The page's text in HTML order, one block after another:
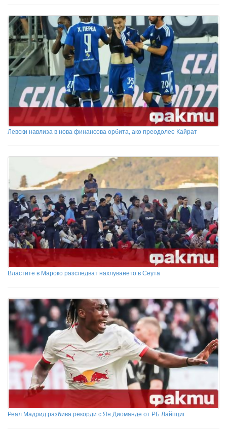
Левски навлиза в нова финансова орбита, ако преодолее Кайрат
Властите в Мароко разследват нахлуването в Сеута
Реал Мадрид разбива рекорди с Ян Диоманде от РБ Лайпциг